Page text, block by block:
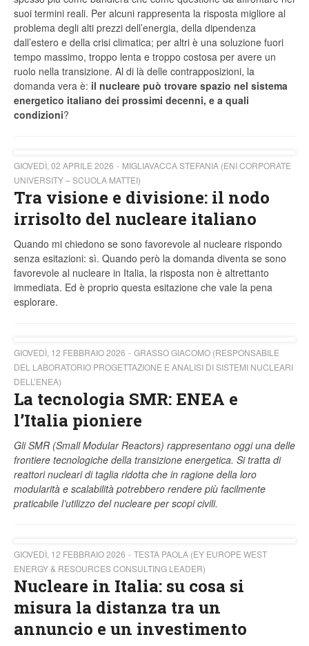
suoi termini reali. Per alcuni rappresenta la risposta migliore al
problema degli alti prezzi dell’energia, della dipendenza
dall’estero e della crisi climatica; per altri è una soluzione fuori
tempo massimo, troppo lenta e troppo costosa per avere un
ruolo nella transizione. Al di là delle contrapposizioni, la
domanda vera è: il nucleare può trovare spazio nel sistema
energetico italiano dei prossimi decenni, e a quali
condizioni?
GIOVEDÌ, 02 APRILE 2026
MIGLIAVACCA STEFANIA (ENI CORPORATE
UNIVERSITY – SCUOLA MATTEI)
Tra visione e divisione: il nodo
irrisolto del nucleare italiano
Quando mi chiedono se sono favorevole al nucleare rispondo
senza esitazioni: sì. Quando però la domanda diventa se sono
favorevole al nucleare in Italia, la risposta non è altrettanto
immediata. Ed è proprio questa esitazione che vale la pena
esplorare.
GIOVEDÌ, 12 FEBBRAIO 2026
GRASSO GIACOMO (RESPONSABILE
DEL LABORATORIO PROGETTAZIONE E ANALISI DI SISTEMI NUCLEARI
DELL’ENEA)
La tecnologia SMR: ENEA e
l’Italia pioniere
Gli SMR (Small Modular Reactors) rappresentano oggi una delle
frontiere tecnologiche della transizione energetica. Si tratta di
reattori nucleari di taglia ridotta che in ragione della loro
modularità e scalabilità potrebbero rendere più facilmente
praticabile l’utilizzo del nucleare per scopi civili.
GIOVEDÌ, 12 FEBBRAIO 2026
TESTA PAOLA (EY EUROPE WEST
ENERGY & RESOURCES CONSULTING LEADER)
Nucleare in Italia: su cosa si
misura la distanza tra un
annuncio e un investimento